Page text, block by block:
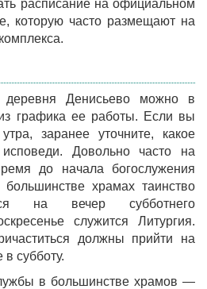
расписание на официальном
которую часто размещают на
деревня Денисьево можно в
графика ее работы. Если вы
заранее уточните, какое
Довольно часто на
до начала богослужения
храмах таинство
на вечер субботнего
служится Литургия.
должны прийти на
субботу.
в большинстве храмов —